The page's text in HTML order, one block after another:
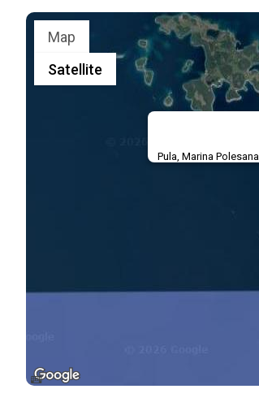
Pula, Marina Polesana
Map
Satellite